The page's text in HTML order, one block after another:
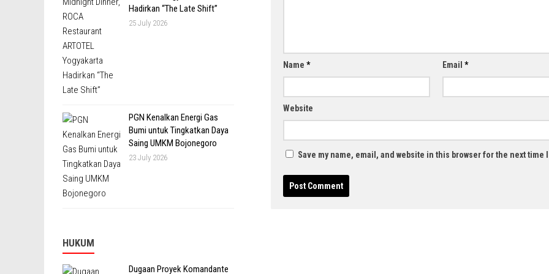
Name * Email *
Website
Save my name, email, and website in this browser for the next time
Hadirkan “The Late Shift”
25 July 2026
PGN Kenalkan Energi Gas
Bumi untuk Tingkatkan Daya
Saing UMKM Bojonegoro
23 July 2026
HUKUM
Dugaan Proyek Komandante